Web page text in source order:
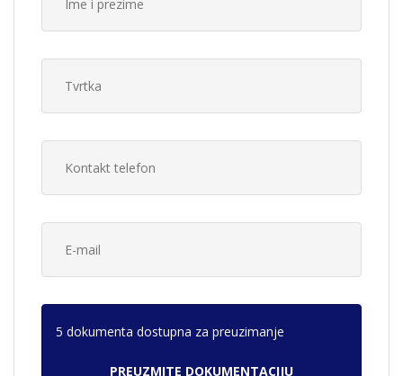
5 dokumenta dostupna za preuzimanje